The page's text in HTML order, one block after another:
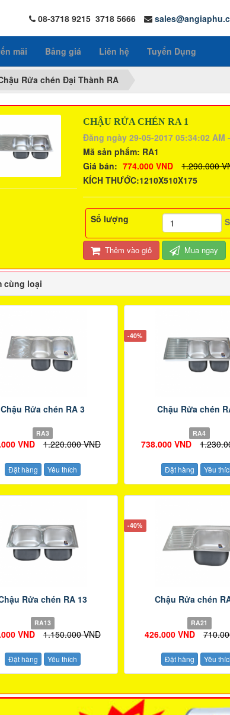
08-3718 9215 3718 5666
mãi Bảng giá Liên hệ Tuyển Dụng
Rửa chén Đại Thành RA
CHẬU RỬA CHÉN RA 1
Đăng ngày 29-05-2017 05:34:02 AM
Mã sản phẩm: RA1
Giá bán: 774.000 VND
1.290.000
KÍCH THƯỚC:1210X510X175
Số lượng
Thêm vào giỏ Mua ngay
cùng loại
Chậu Rửa chén RA 3
RA3
VND 1.220.000 VND
Đặt hàng Yêu thích
-40%
Chậu Rửa chén
RA4
738.000 VND
Đặt hàng Yêu
Rửa chén RA 13
RA13
VND 1.150.000 VND
Đặt hàng Yêu thích
-40%
Chậu Rửa chén
RA21
426.000 VND
Đặt hàng Yêu